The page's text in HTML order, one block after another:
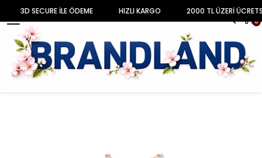
MENU
0
Anasayfa BEBEK KIZ BEBEK Takım Set Kız Bebek 2'li Uzun Kol Tshirt Takım USB684
3D SECURE İLE ÖDEME HIZLI KARGO 2000 TL ÜZERİ